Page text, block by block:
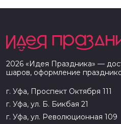
2026 «Идея Праздника» —
шаров, оформление
г. Уфа, Проспект Октября 111
г. Уфа, ул. Б. Бикбая 21
г. Уфа, ул. Революционная 109